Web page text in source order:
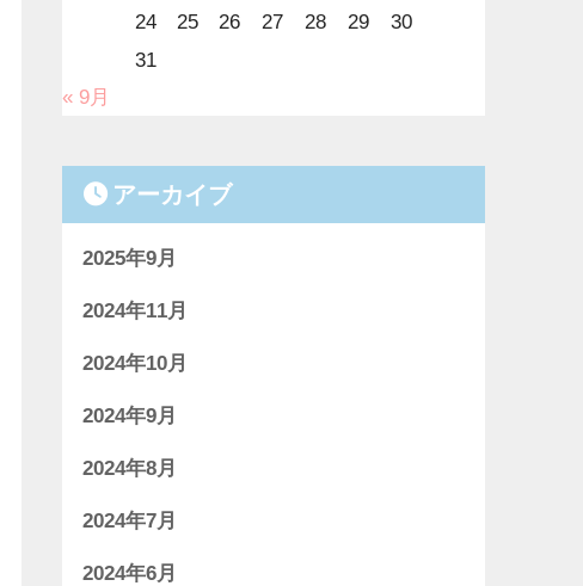
24 25 26 27 28 29
30
31
« 9月
アーカイブ
2025年9月
2024年11月
2024年10月
2024年9月
2024年8月
2024年7月
2024年6月